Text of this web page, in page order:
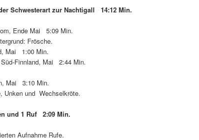
Schwesterart zur Nachtigall 14:12 Min.
Ende Mai 5:09 Min.
Frösche.
Mai 1:00 Min.
Finnland, Mai 2:44 Min.
Mai 3:10 Min.
und Wechselkröte.
und 1 Ruf 2:09 Min.
Aufnahme Rufe.